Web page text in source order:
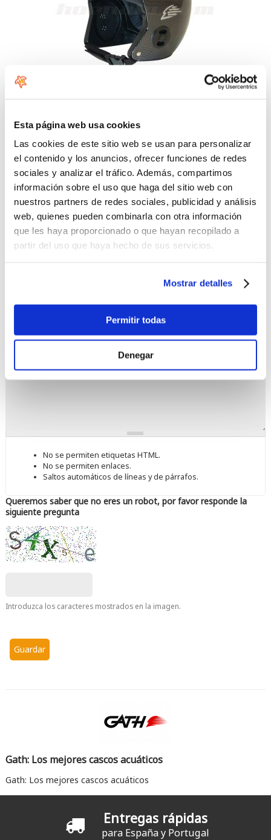
Esta página web usa cookies
Las cookies de este sitio web se usan para personalizar
el contenido y los anuncios, ofrecer funciones de redes
sociales y analizar el tráfico. Además, compartimos
información sobre el uso que haga del sitio web con
nuestros partners de redes sociales, publicidad y análisis
web, quienes pueden combinarla con otra información
que les haya proporcionado o que hayan recopilado a
partir del uso que haya hecho de sus servicios.
Mostrar detalles
Permitir todas
Denegar
Comentarios
Deja tu comentario
Su nombre*
Correo electrónico*
El contenido de este campo se mantiene privado y no se mostrará
asociada con este correo
electrónico, se usará para poder mostrar su avatar!.
No se permiten etiquetas HTML.
No se permiten enlaces.
Saltos automáticos de líneas y de párrafos.
Queremos saber que no eres un robot, por favor responde la
siguiente pregunta
Introduzca los caracteres mostrados en la imagen.
Gath: Los mejores cascos acuáticos
Gath: Los mejores cascos acuáticos
Entregas rápidas
para España y Portugal